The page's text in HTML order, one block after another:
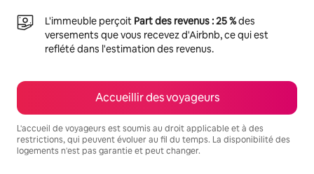
L'immeuble perçoit Part des revenus : 25 %des
versements que vous recevez d'Airbnb, ce qui est
reflété dans l'estimation des revenus.
Accueillir des voyageurs
L'accueil de voyageurs est soumis au droit applicable et à des
restrictions, qui peuvent évoluer au fil du temps. La disponibilité des
logements n'est pas garantie et peut changer.